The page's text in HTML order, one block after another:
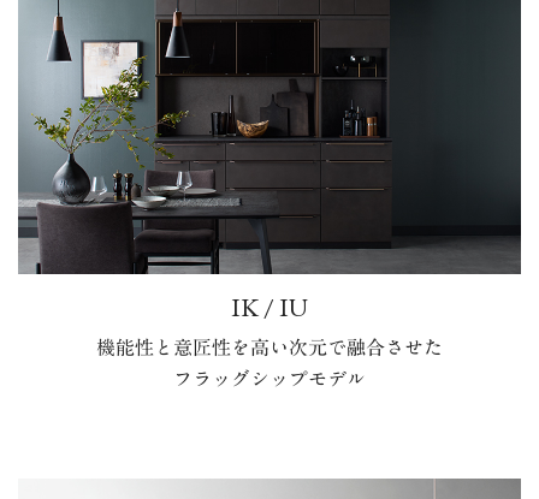
IK / IU
機能性と意匠性を高い次元で融合させた
フラッグシップモデル